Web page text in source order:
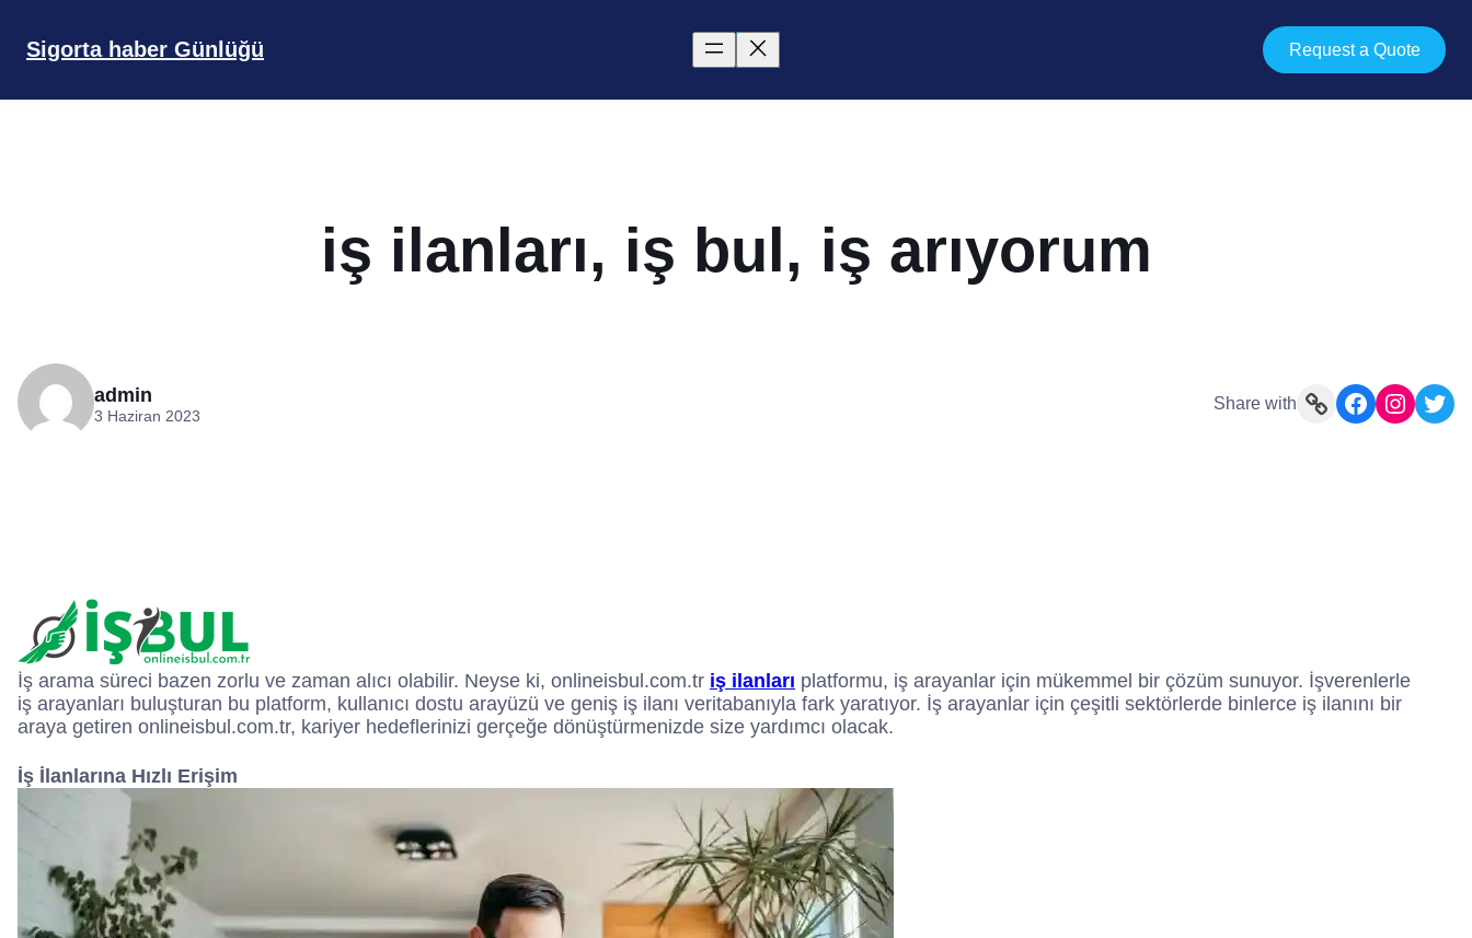
Sigorta haber Günlüğü Request a Quote
iş ilanları, iş bul, iş arıyorum
admin
3 Haziran 2023
Share with Link Facebook Instagram Twitter
İş arama süreci bazen zorlu ve zaman alıcı olabilir. Neyse ki, onlineisbul.com.tr iş ilanları platformu, iş arayanlar için mükemmel bir çözüm sunuyor. İşverenlerle
iş arayanları buluşturan bu platform, kullanıcı dostu arayüzü ve geniş iş ilanı veritabanıyla fark yaratıyor. İş arayanlar için çeşitli sektörlerde binlerce iş ilanını bir
araya getiren onlineisbul.com.tr, kariyer hedeflerinizi gerçeğe dönüştürmenizde size yardımcı olacak.
İş İlanlarına Hızlı Erişim